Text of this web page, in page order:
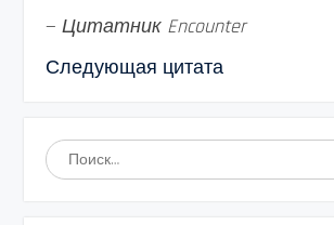
— Цитатник Encounter
Следующая цитата
Найти: